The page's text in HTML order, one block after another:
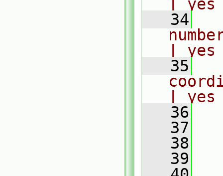
|
   34
|
   35
|
   36
   37
   38
   39